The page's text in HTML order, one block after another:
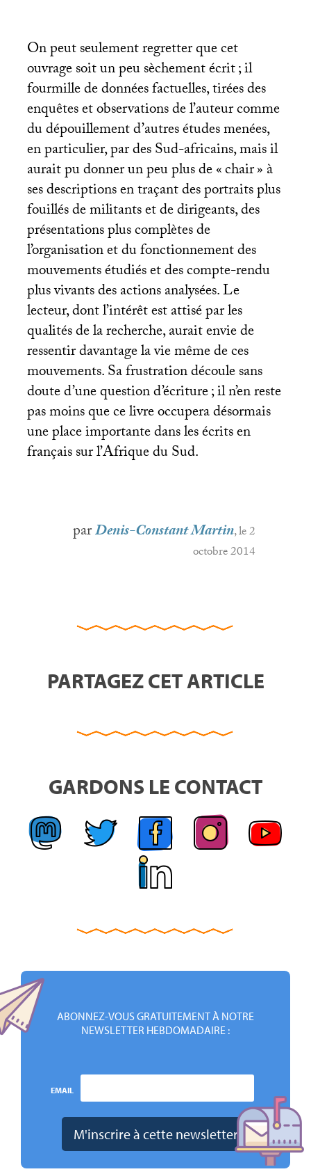
On peut seulement regretter que cet
ouvrage soit un peu sèchement écrit; il
fourmille de données factuelles, tirées des
enquêtes et observations de l’auteur comme
du dépouillement d’autres études menées,
en particulier, par des Sud-africains, mais il
aurait pu donner un peu plus de «chair» à
ses descriptions en traçant des portraits plus
fouillés de militants et de dirigeants, des
présentations plus complètes de
l’organisation et du fonctionnement des
mouvements étudiés et des compte-rendu
plus vivants des actions analysées. Le
lecteur, dont l’intérêt est attisé par les
qualités de la recherche, aurait envie de
ressentir davantage la vie même de ces
mouvements. Sa frustration découle sans
doute d’une question d’écriture; il n’en reste
pas moins que ce livre occupera désormais
une place importante dans les écrits en
français sur l’Afrique du Sud.
parDenis-Constant Martin, le 2
octobre 2014
PARTAGEZ CET ARTICLE
GARDONS LE CONTACT
ABONNEZ-VOUS GRATUITEMENT À NOTRE
NEWSLETTER HEBDOMADAIRE :
EMAIL